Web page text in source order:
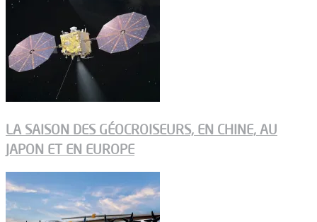
LA SAISON DES GÉOCROISEURS, EN CHINE, AU
JAPON ET EN EUROPE